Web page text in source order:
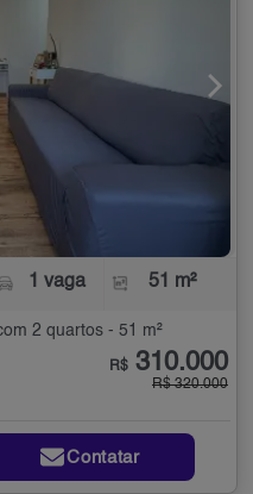
1 vaga 51 m²
2 quartos - 51 m²
R$ 310.000
R$ 320.000
Contatar